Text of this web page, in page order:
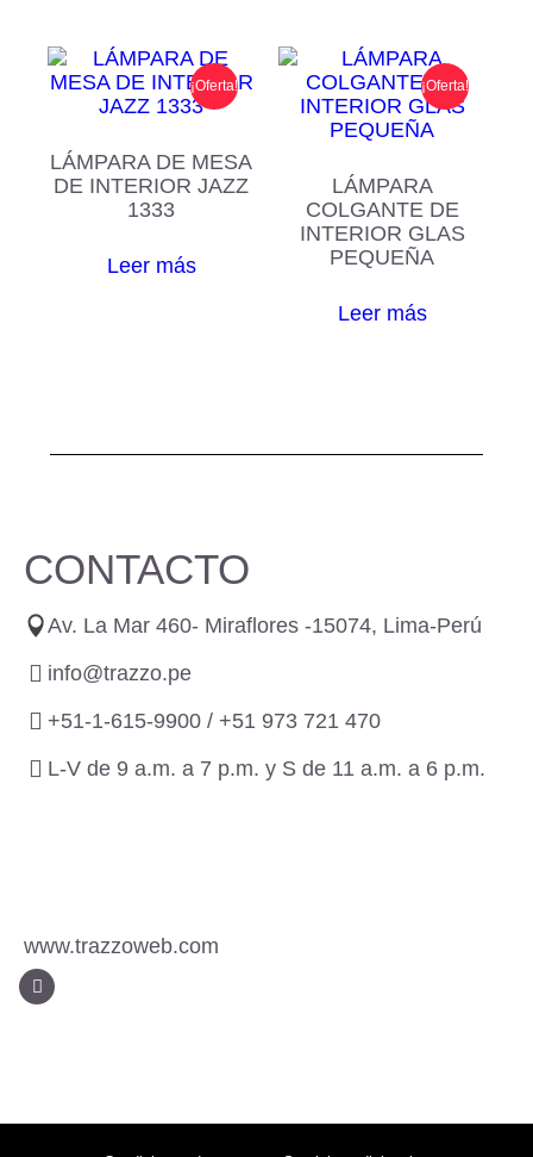
¡Oferta!
LÁMPARA DE MESA
DE INTERIOR JAZZ
1333
Leer más
¡Oferta!
LÁMPARA
COLGANTE DE
INTERIOR GLAS
PEQUEÑA
Leer más
CONTACTO
Av. La Mar 460- Miraflores -15074, Lima-Perú
info@trazzo.pe
+51-1-615-9900 / +51 973 721 470
L-V de 9 a.m. a 7 p.m. y S de 11 a.m. a 6 p.m.
www.trazzoweb.com